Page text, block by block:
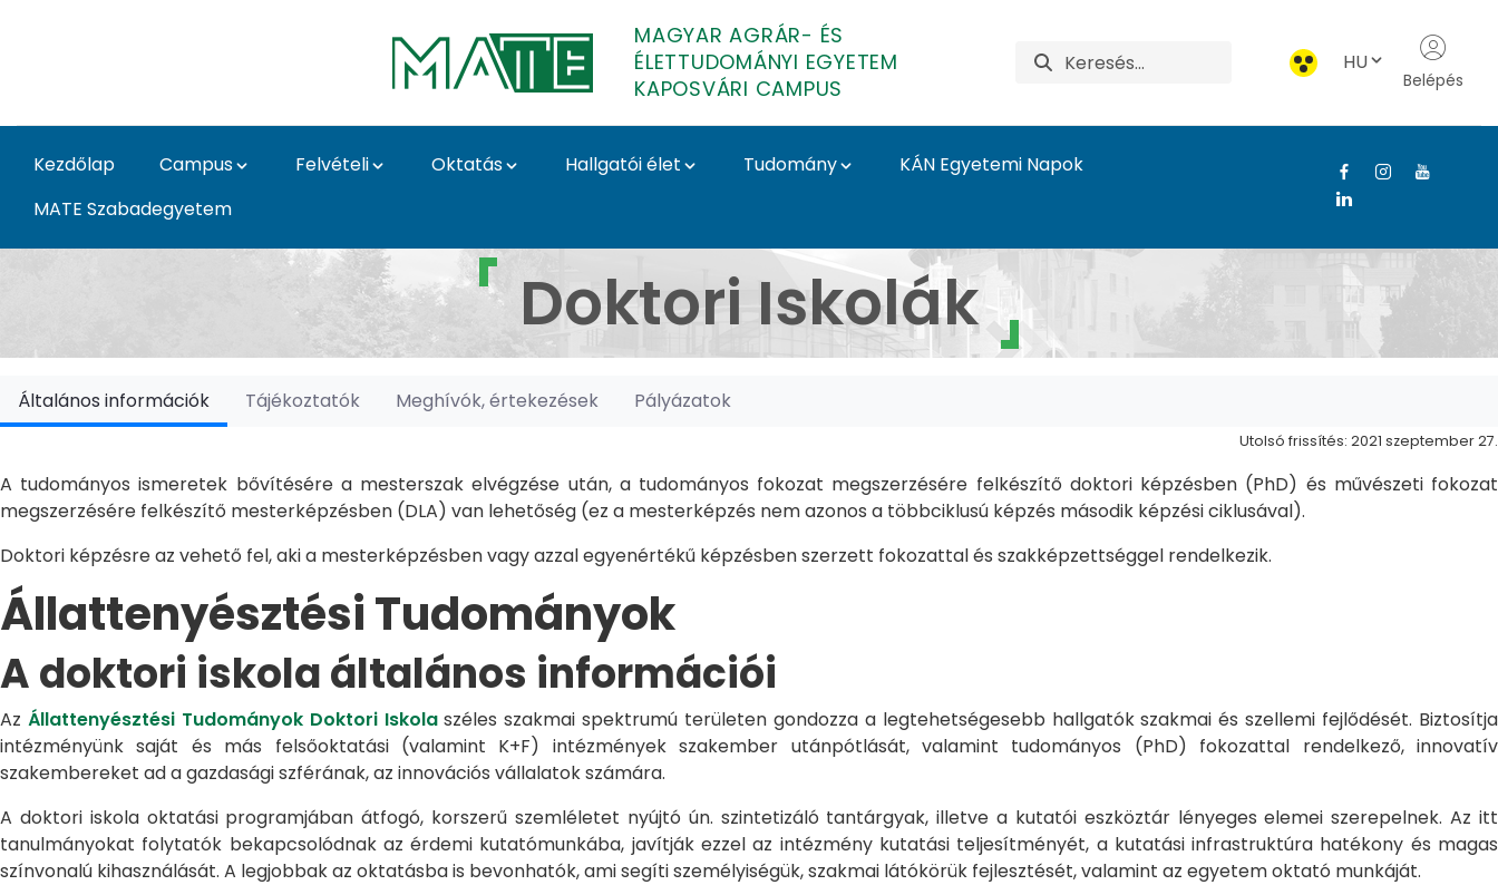
MAGYAR AGRÁR- ÉS
ÉLETTUDOMÁNYI EGYETEM
KAPOSVÁRI CAMPUS
HU
Belépés
Kezdőlap Campus Felvételi Oktatás Hallgatói élet Tudomány
KÁN Egyetemi Napok
MATE Szabadegyetem
Doktori Iskolák - Kaposvári Campus
Doktori Iskolák
Általános információk Tájékoztatók Meghívók, értekezések Pályázatok
Utolsó frissítés: 2021 szeptember 27.
A tudományos ismeretek bővítésére a mesterszak elvégzése után, a tudományos fokozat megszerzésére felkészítő doktori képzésben (PhD) és művészeti fokozat
megszerzésére felkészítő mesterképzésben (DLA) van lehetőség (ez a mesterképzés nem azonos a többciklusú képzés második képzési ciklusával).
Doktori képzésre az vehető fel, aki a mesterképzésben vagy azzal egyenértékű képzésben szerzett fokozattal és szakképzettséggel rendelkezik.
Állattenyésztési Tudományok
A doktori iskola általános információi
Az Állattenyésztési Tudományok Doktori Iskolaszéles szakmai spektrumú területen gondozza a legtehetségesebb hallgatók szakmai és szellemi fejlődését. Biztosítja
intézményünk saját és más felsőoktatási (valamint K+F) intézmények szakember utánpótlását, valamint tudományos (PhD) fokozattal rendelkező, innovatív
szakembereket ad a gazdasági szférának, az innovációs vállalatok számára.
A doktori iskola oktatási programjában átfogó, korszerű szemléletet nyújtó ún. szintetizáló tantárgyak, illetve a kutatói eszköztár lényeges elemei szerepelnek. Az itt
tanulmányokat folytatók bekapcsolódnak az érdemi kutatómunkába, javítják ezzel az intézmény kutatási teljesítményét, a kutatási infrastruktúra hatékony és magas
színvonalú kihasználását. A legjobbak az oktatásba is bevonhatók, ami segíti személyiségük, szakmai látókörük fejlesztését, valamint az egyetem oktató munkáját.